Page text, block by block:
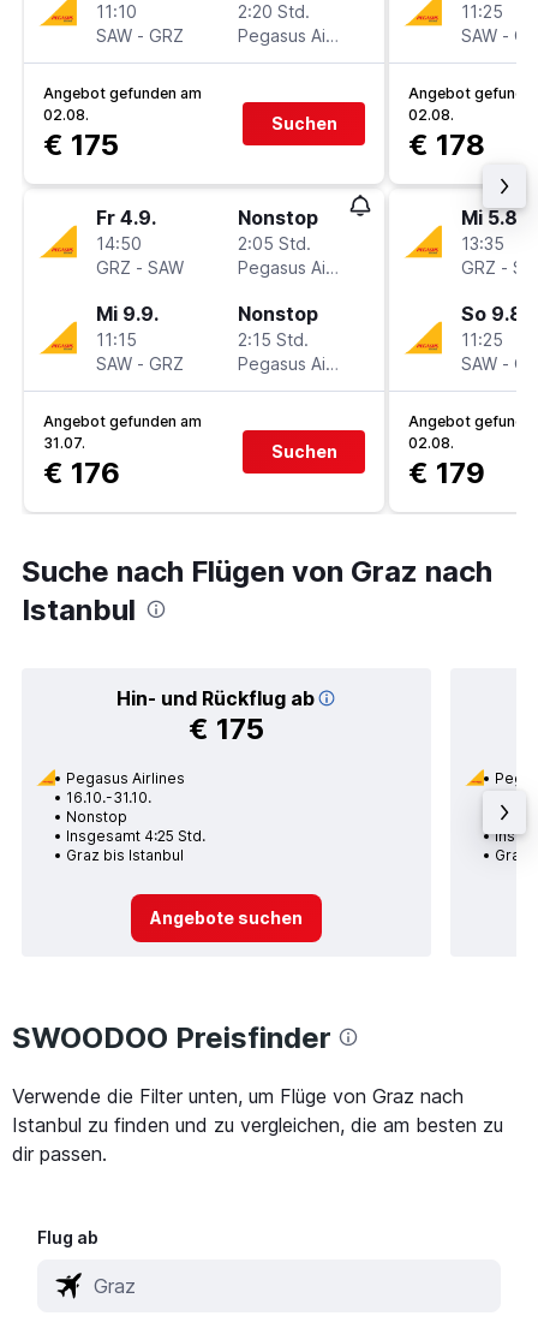
11:10
SAW - GRZ
2:20 Std.
Pegasus Airlines
Angebot gefunden am
02.08.
€ 175
Suchen
Fr 4.9.
14:50
GRZ - SAW
Nonstop
2:05 Std.
Pegasus Airlines
Mi 9.9.
11:15
SAW - GRZ
Nonstop
2:15 Std.
Pegasus Airlines
Angebot gefunden am
31.07.
€ 176
Suchen
11:25
SAW -
Angebot
02.08.
€ 178
Mi 5.8.
13:35
GRZ -
So 9.8.
11:25
SAW -
Angebot
02.08.
€ 179
Suche nach Flügen von Graz nach
Istanbul
Hin- und Rückflug ab
€ 175
Pegasus Airlines
16.10.-31.10.
Nonstop
Insgesamt 4:25 Std.
Graz bis Istanbul
Angebote suchen
Graz
SWOODOO Preisfinder
Verwende die Filter unten, um Flüge von Graz nach
Istanbul zu finden und zu vergleichen, die am besten zu
dir passen.
Flug ab